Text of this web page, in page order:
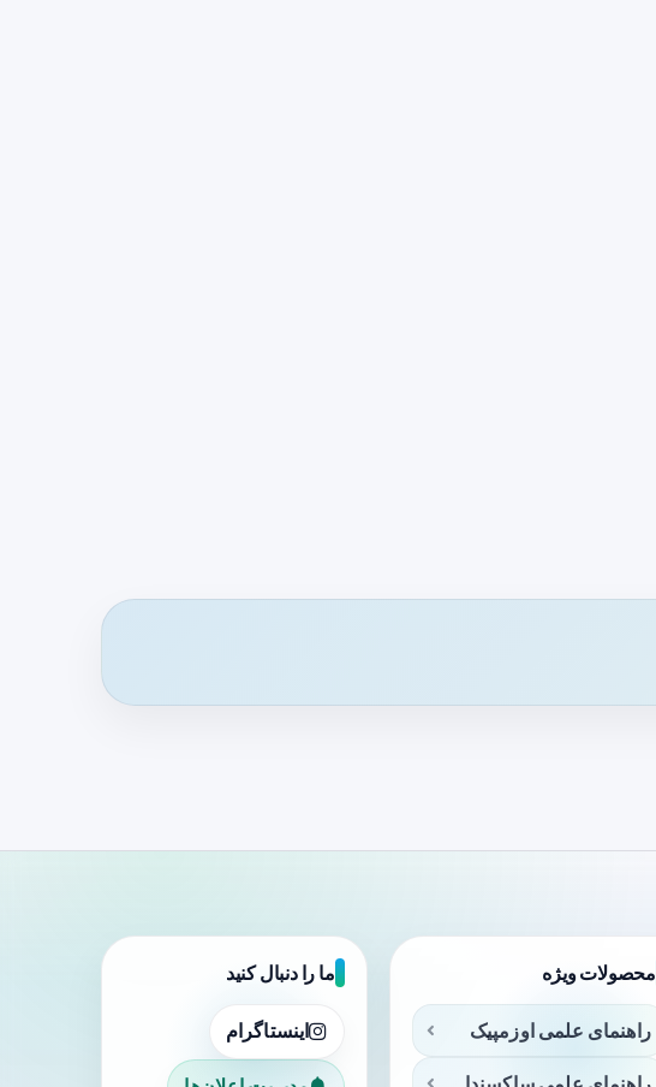
محصولات ویژه
راهنمای علمی اوزمپیک
ما را دنبال کنید
اینستاگرام